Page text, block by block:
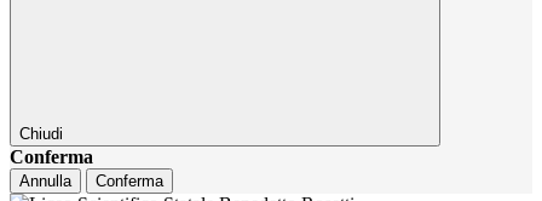
Chiudi
Conferma
Annulla Conferma